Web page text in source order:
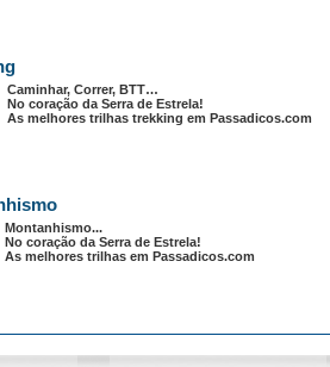
Caminhar, Correr, BTT…
No coração da Serra de Estrela!
As melhores trilhas trekking em Passadicos.com
Montanhismo...
No coração da Serra de Estrela!
As melhores trilhas em Passadicos.com